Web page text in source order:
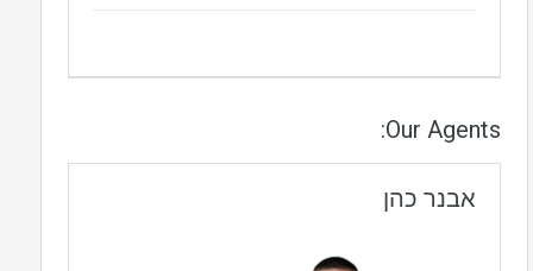
Our Agents:
אבנר כהן